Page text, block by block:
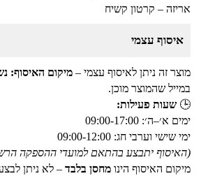
אריזה – קרטון קשיח
איסוף עצמי
מוצר זה ניתן לאיסוף עצמי – מיקום האיסוף:
במייל שהמוצר מוכן.
🕒 שעות פעילות:
ימים א׳–ה׳: 09:00-17:00
ימי שישי וערבי חג: 09:00-12:00
(האיסוף יתבצע בהתאם למועדי ההספקה
מיקום האיסוף הינו מחסן בלבד – לא ניתן